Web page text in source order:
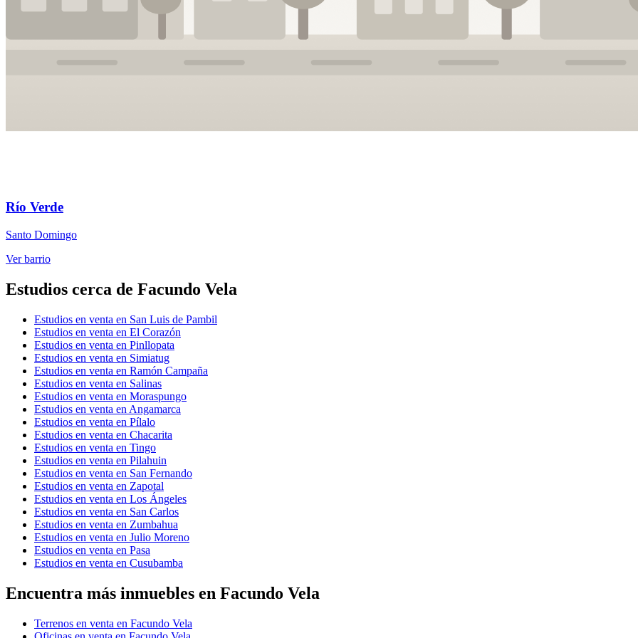
Río Verde
Santo Domingo
Ver barrio
Estudios cerca de Facundo Vela
Estudios en venta en San Luis de Pambil
Estudios en venta en El Corazón
Estudios en venta en Pinllopata
Estudios en venta en Simiatug
Estudios en venta en Ramón Campaña
Estudios en venta en Salinas
Estudios en venta en Moraspungo
Estudios en venta en Angamarca
Estudios en venta en Pílalo
Estudios en venta en Chacarita
Estudios en venta en Tingo
Estudios en venta en Pilahuin
Estudios en venta en San Fernando
Estudios en venta en Zapotal
Estudios en venta en Los Ángeles
Estudios en venta en San Carlos
Estudios en venta en Zumbahua
Estudios en venta en Julio Moreno
Estudios en venta en Pasa
Estudios en venta en Cusubamba
Encuentra más inmuebles en Facundo Vela
Terrenos en venta en Facundo Vela